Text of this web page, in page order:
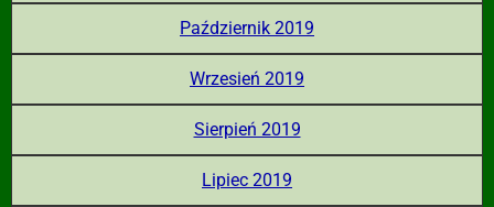
Październik 2019
Wrzesień 2019
Sierpień 2019
Lipiec 2019